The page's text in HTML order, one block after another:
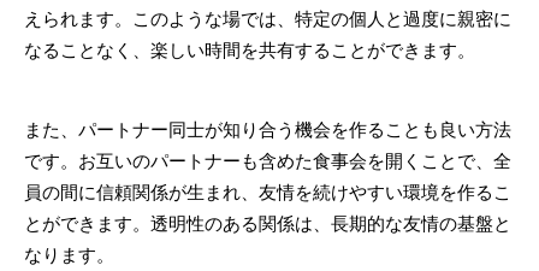
えられます。このような場では、特定の個人と過度に親密に
なることなく、楽しい時間を共有することができます。
また、パートナー同士が知り合う機会を作ることも良い方法
です。お互いのパートナーも含めた食事会を開くことで、全
員の間に信頼関係が生まれ、友情を続けやすい環境を作るこ
とができます。透明性のある関係は、長期的な友情の基盤と
なります。